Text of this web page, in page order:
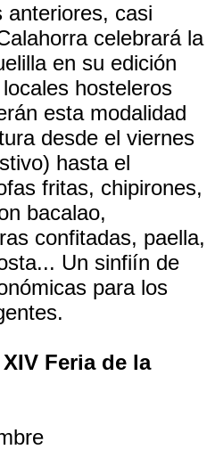
anteriores, casi
celebrará la
en su edición
hosteleros
esta modalidad
desde el viernes
hasta el
fritas, chipirones,
bacalao,
confitadas, paella,
Un sinfiín de
para los
Feria de la